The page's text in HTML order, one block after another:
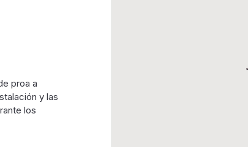
proa a
y las
los